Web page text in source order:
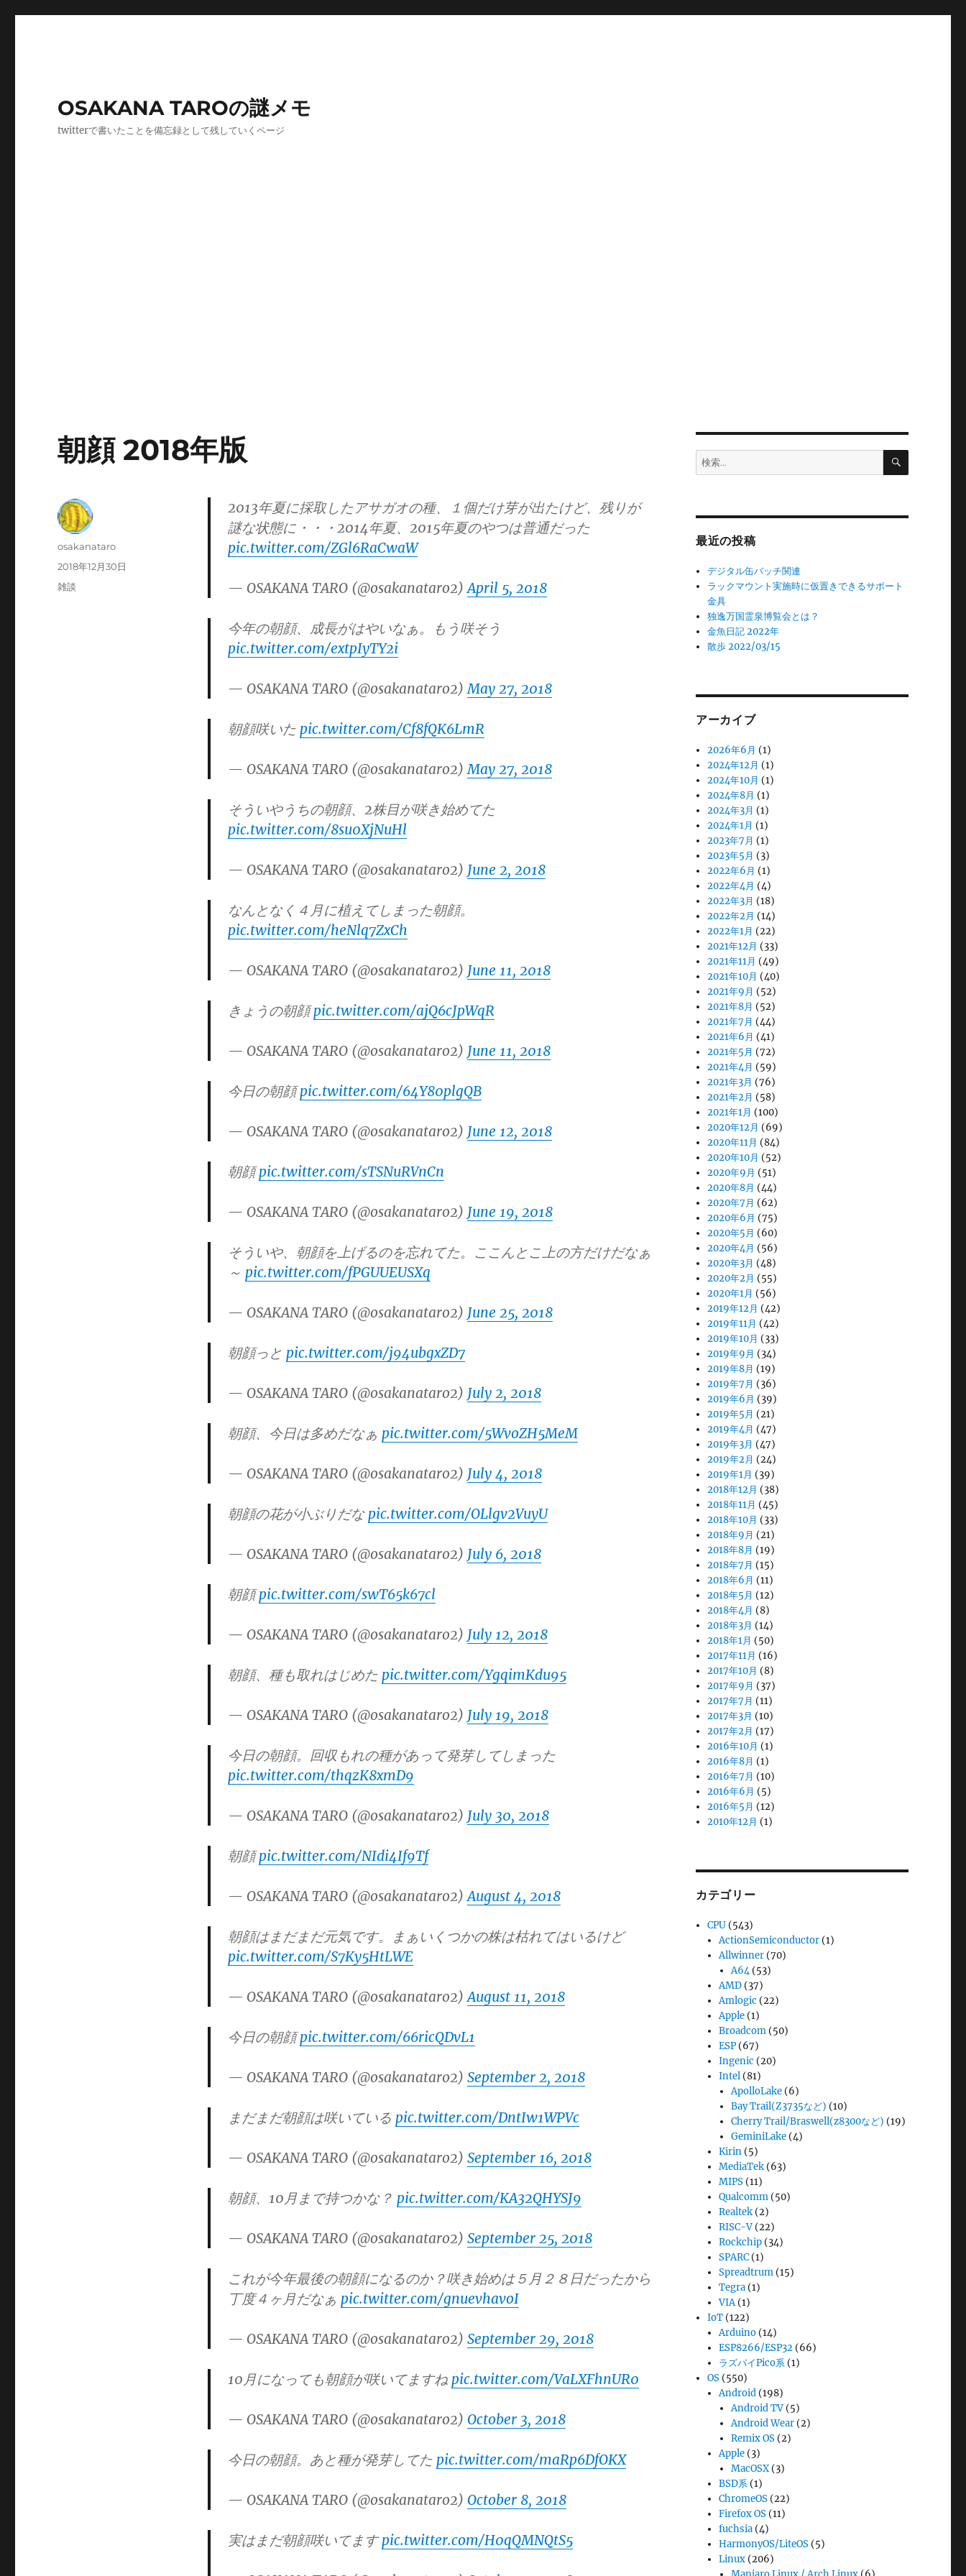
OSAKANA TAROの謎メモ
twitterで書いたことを備忘録として残していくページ
朝顔 2018年版
2013年夏に採取したアサガオの種、１個だけ芽が出たけど、残りが
謎な状態に・・・2014年夏、2015年夏のやつは普通だった
pic.twitter.com/ZGl6RaCwaW
— OSAKANA TARO (@osakanataro2)April 5, 2018
今年の朝顔、成長がはやいなぁ。もう咲そう
pic.twitter.com/extpIyTY2i
— OSAKANA TARO (@osakanataro2)May 27, 2018
朝顔咲いた pic.twitter.com/Cf8fQK6LmR
— OSAKANA TARO (@osakanataro2)May 27, 2018
そういやうちの朝顔、2株目が咲き始めてた
pic.twitter.com/8su0XjNuHl
— OSAKANA TARO (@osakanataro2) June 2, 2018
なんとなく４月に植えてしまった朝顔。
pic.twitter.com/heNlq7ZxCh
— OSAKANA TARO (@osakanataro2) June 11, 2018
きょうの朝顔pic.twitter.com/ajQ6cJpWqR
— OSAKANA TARO (@osakanataro2) June 11, 2018
今日の朝顔pic.twitter.com/64Y80plgQB
— OSAKANA TARO (@osakanataro2) June 12, 2018
朝顔pic.twitter.com/sTSNuRVnCn
— OSAKANA TARO (@osakanataro2) June 19, 2018
そういや、朝顔を上げるのを忘れてた。ここんとこ上の方だけだなぁ
～ pic.twitter.com/fPGUUEUSXq
— OSAKANA TARO (@osakanataro2) June 25, 2018
朝顔っと pic.twitter.com/j94ubgxZD7
— OSAKANA TARO (@osakanataro2) July 2, 2018
朝顔、今日は多めだなぁ pic.twitter.com/5WvoZH5MeM
— OSAKANA TARO (@osakanataro2) July 4, 2018
朝顔の花が小ぶりだな pic.twitter.com/OLlgv2VuyU
— OSAKANA TARO (@osakanataro2) July 6, 2018
朝顔pic.twitter.com/swT65k67cl
— OSAKANA TARO (@osakanataro2) July 12, 2018
朝顔、種も取れはじめた pic.twitter.com/YgqimKdu95
— OSAKANA TARO (@osakanataro2) July 19, 2018
今日の朝顔。回収もれの種があって発芽してしまった
pic.twitter.com/thqzK8xmD9
— OSAKANA TARO (@osakanataro2) July 30, 2018
朝顔pic.twitter.com/NIdi4If9Tf
— OSAKANA TARO (@osakanataro2)August 4, 2018
朝顔はまだまだ元気です。まぁいくつかの株は枯れてはいるけど
pic.twitter.com/S7Ky5HtLWE
— OSAKANA TARO (@osakanataro2)August 11, 2018
今日の朝顔pic.twitter.com/66ricQDvL1
— OSAKANA TARO (@osakanataro2) September 2, 2018
まだまだ朝顔は咲いている pic.twitter.com/DntIw1WPVc
— OSAKANA TARO (@osakanataro2) September 16, 2018
朝顔、10月まで持つかな？ pic.twitter.com/KA32QHYSJ9
— OSAKANA TARO (@osakanataro2) September 25, 2018
これが今年最後の朝顔になるのか？咲き始めは５月２８日だったから
丁度４ヶ月だなぁ pic.twitter.com/gnuevhavoI
— OSAKANA TARO (@osakanataro2) September 29, 2018
10月になっても朝顔が咲いてますね pic.twitter.com/VaLXFhnUR0
— OSAKANA TARO (@osakanataro2) October 3, 2018
今日の朝顔。あと種が発芽してた pic.twitter.com/maRp6DfOKX
— OSAKANA TARO (@osakanataro2) October 8, 2018
実はまだ朝顔咲いてますpic.twitter.com/H0qQMNQtS5
投
osakanataro
投
稿
2018年12月30日
カ
雑談
検
索:
検
最近の投稿
デジタル缶バッチ関連
ラックマウント実施時に仮置きできるサポート
金具
独逸万国霊泉博覧会とは？
金魚日記 2022年
散歩 2022/03/15
アーカイブ
2026年6月 (1)
2024年12月 (1)
2024年10月 (1)
2024年8月 (1)
2024年3月 (1)
2024年1月 (1)
2023年7月 (1)
2023年5月 (3)
2022年6月 (1)
2022年4月 (4)
2022年3月 (18)
2022年2月 (14)
2022年1月 (22)
2021年12月 (33)
2021年11月 (49)
2021年10月 (40)
2021年9月 (52)
2021年8月 (52)
2021年7月 (44)
2021年6月 (41)
2021年5月 (72)
2021年4月 (59)
2021年3月 (76)
2021年2月 (58)
2021年1月 (100)
2020年12月 (69)
2020年11月 (84)
2020年10月 (52)
2020年9月 (51)
2020年8月 (44)
2020年7月 (62)
2020年6月 (75)
2020年5月 (60)
2020年4月 (56)
2020年3月 (48)
2020年2月 (55)
2020年1月 (56)
2019年12月 (42)
2019年11月 (42)
2019年10月 (33)
2019年9月 (34)
2019年8月 (19)
2019年7月 (36)
2019年6月 (39)
2019年5月 (21)
2019年4月 (47)
2019年3月 (47)
2019年2月 (24)
2019年1月 (39)
2018年12月 (38)
2018年11月 (45)
2018年10月 (33)
2018年9月 (21)
2018年8月 (19)
2018年7月 (15)
2018年6月 (11)
2018年5月 (12)
2018年4月 (8)
2018年3月 (14)
2018年1月 (50)
2017年11月 (16)
2017年10月 (8)
2017年9月 (37)
2017年7月 (11)
2017年3月 (10)
2017年2月 (17)
2016年10月 (1)
2016年8月 (1)
2016年7月 (10)
2016年6月 (5)
2016年5月 (12)
2010年12月 (1)
カテゴリー
CPU (543)
ActionSemiconductor (1)
Allwinner (70)
A64(53)
AMD (37)
Amlogic (22)
Apple (1)
Broadcom (50)
ESP (67)
Ingenic (20)
Intel (81)
ApolloLake(6)
Bay Trail(Z3735など) (10)
Cherry Trail/Braswell(z8300など) (19)
GeminiLake(4)
Kirin (5)
MediaTek (63)
MIPS (11)
Qualcomm (50)
Realtek (2)
RISC-V (22)
Rockchip (34)
SPARC (1)
Spreadtrum (15)
Tegra (1)
VIA(1)
IoT (122)
Arduino (14)
ESP8266/ESP32 (66)
ラズパイPico系 (1)
OS (550)
Android (198)
Android TV(5)
Android Wear(2)
Remix OS(2)
Apple (3)
MacOSX(3)
BSD系 (1)
ChromeOS (22)
Firefox OS (11)
fuchsia (4)
HarmonyOS/LiteOS (5)
Linux (206)